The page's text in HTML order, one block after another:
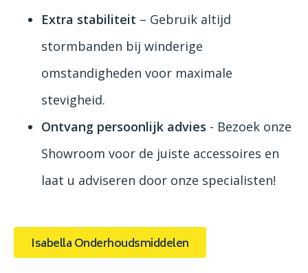
Extra stabiliteit – Gebruik altijd
stormbanden bij winderige
omstandigheden voor maximale
stevigheid.
Ontvang persoonlijk advies - Bezoek onze
Showroom voor de juiste accessoires en
laat u adviseren door onze specialisten!
Isabella Onderhoudsmiddelen